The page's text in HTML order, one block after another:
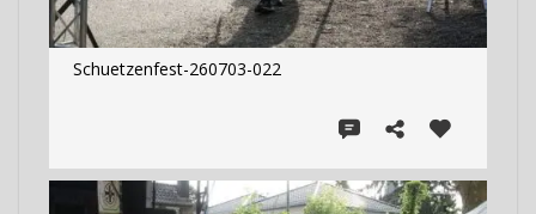
Schuetzenfest-260703-022